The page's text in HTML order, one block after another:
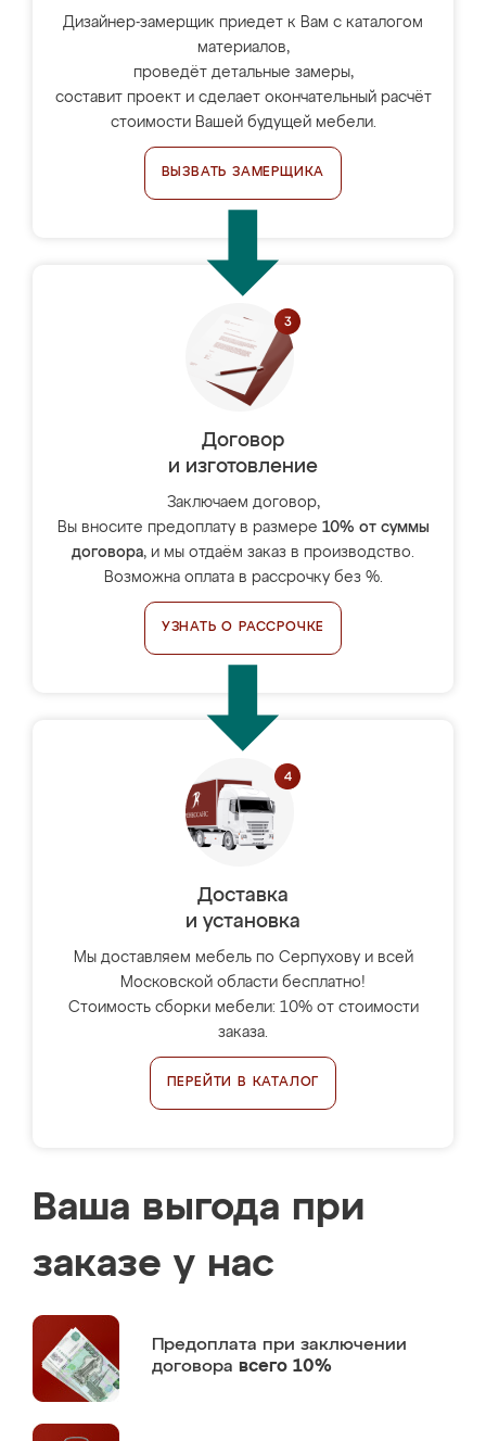
Дизайнер-замерщик приедет к Вам с каталогом
материалов,
проведёт детальные замеры,
составит проект и сделает окончательный расчёт
стоимости Вашей будущей мебели.
ВЫЗВАТЬ ЗАМЕРЩИКА
Договор
и изготовление
Заключаем договор,
Вы вносите предоплату в размере 10% от суммы
договора, и мы отдаём заказ в производство.
Возможна оплата в рассрочку без %.
УЗНАТЬ О РАССРОЧКЕ
Доставка
и установка
Мы доставляем мебель по Серпухову и всей
Московской области бесплатно!
Стоимость сборки мебели: 10% от стоимости
заказа.
ПЕРЕЙТИ В КАТАЛОГ
Ваша выгода при
заказе у нас
Предоплата при заключении
договора всего 10%